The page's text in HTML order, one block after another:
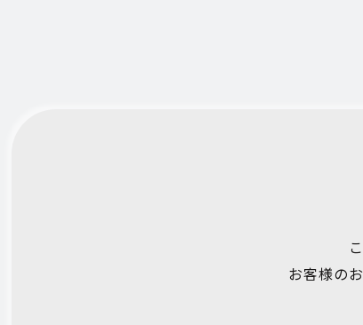
お客様の